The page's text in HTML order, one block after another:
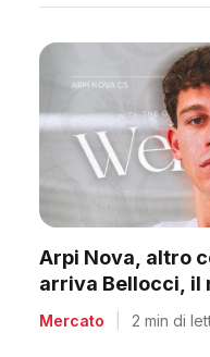
Arpi Nova, altro
arriva Bellocci, il
quota
Mercato 2 min di